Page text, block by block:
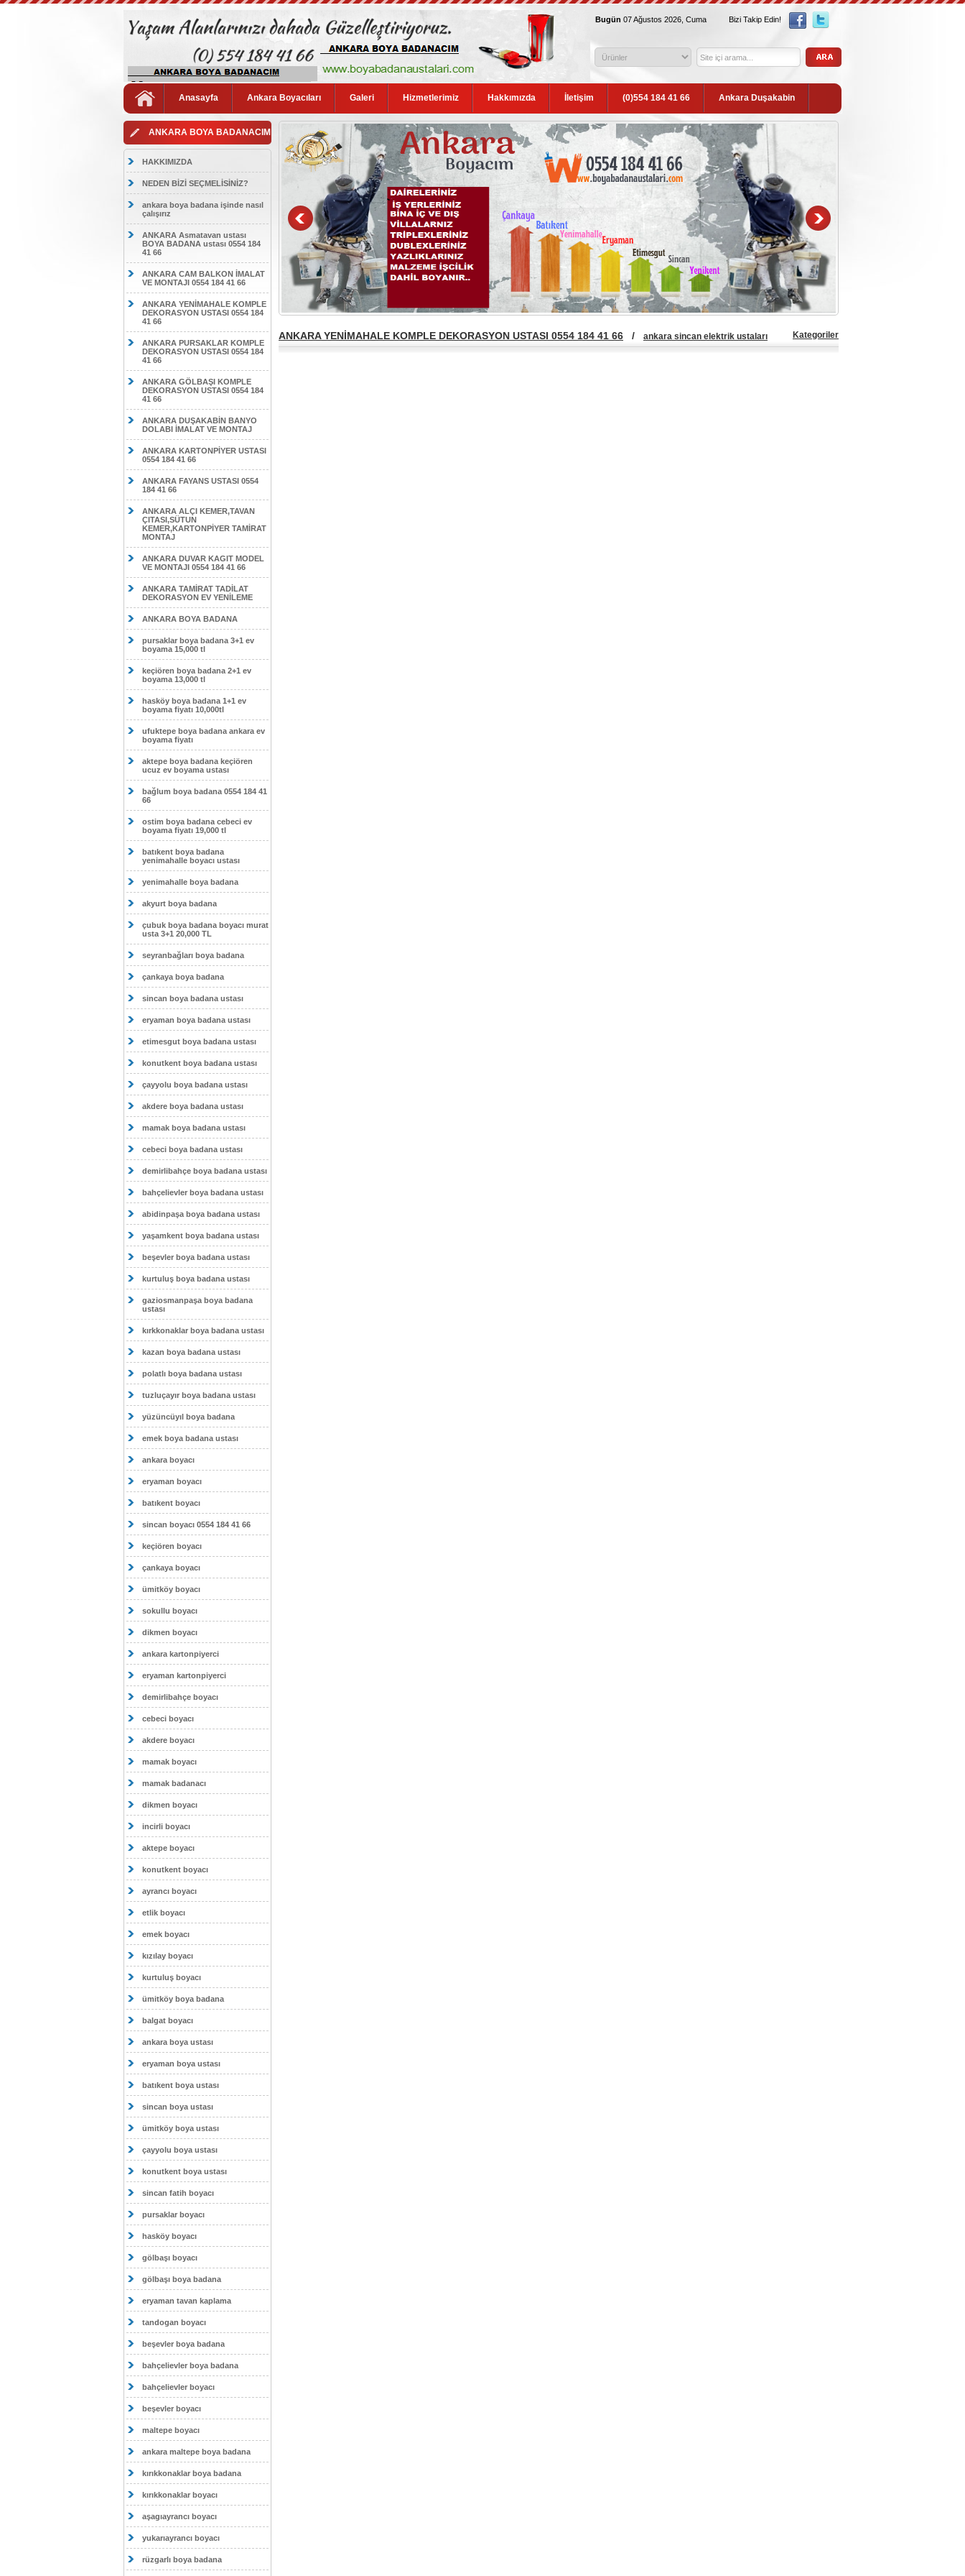
Bugün 07 Ağustos 2026, Cuma Bizi Takip Edin!
Anasayfa Ankara Boyacıları Galeri Hizmetlerimiz Hakkımızda İletişim (0)554 184 41 66 Ankara Duşakabin
ANKARA BOYA BADANACIM
HAKKIMIZDA
NEDEN BİZİ SEÇMELİSİNİZ?
ankara boya badana işinde nasıl
çalışırız
ANKARA Asmatavan ustası
BOYA BADANA ustası 0554 184
41 66
ANKARA CAM BALKON İMALAT
VE MONTAJI 0554 184 41 66
ANKARA YENİMAHALE KOMPLE
DEKORASYON USTASI 0554 184
41 66
ANKARA PURSAKLAR KOMPLE
DEKORASYON USTASI 0554 184
41 66
ANKARA GÖLBAŞI KOMPLE
DEKORASYON USTASI 0554 184
41 66
ANKARA DUŞAKABİN BANYO
DOLABI İMALAT VE MONTAJ
ANKARA KARTONPİYER USTASI
0554 184 41 66
ANKARA FAYANS USTASI 0554
184 41 66
ANKARA ALÇI KEMER,TAVAN
ÇITASI,SÜTUN
KEMER,KARTONPİYER TAMİRAT
MONTAJ
ANKARA DUVAR KAGIT MODEL
VE MONTAJI 0554 184 41 66
ANKARA TAMİRAT TADİLAT
DEKORASYON EV YENİLEME
ANKARA BOYA BADANA
pursaklar boya badana 3+1 ev
boyama 15,000 tl
keçiören boya badana 2+1 ev
boyama 13,000 tl
hasköy boya badana 1+1 ev
boyama fiyatı 10,000tl
ufuktepe boya badana ankara ev
boyama fiyatı
aktepe boya badana keçiören
ucuz ev boyama ustası
bağlum boya badana 0554 184 41
66
ostim boya badana cebeci ev
boyama fiyatı 19,000 tl
batıkent boya badana
yenimahalle boyacı ustası
yenimahalle boya badana
akyurt boya badana
çubuk boya badana boyacı murat
usta 3+1 20,000 TL
seyranbağları boya badana
çankaya boya badana
sincan boya badana ustası
eryaman boya badana ustası
etimesgut boya badana ustası
konutkent boya badana ustası
çayyolu boya badana ustası
akdere boya badana ustası
mamak boya badana ustası
cebeci boya badana ustası
demirlibahçe boya badana ustası
bahçelievler boya badana ustası
abidinpaşa boya badana ustası
yaşamkent boya badana ustası
beşevler boya badana ustası
kurtuluş boya badana ustası
gaziosmanpaşa boya badana
ustası
kırkkonaklar boya badana ustası
kazan boya badana ustası
polatlı boya badana ustası
tuzluçayır boya badana ustası
yüzüncüyıl boya badana
emek boya badana ustası
ankara boyacı
eryaman boyacı
batıkent boyacı
sincan boyacı 0554 184 41 66
keçiören boyacı
çankaya boyacı
ümitköy boyacı
sokullu boyacı
dikmen boyacı
ankara kartonpiyerci
eryaman kartonpiyerci
demirlibahçe boyacı
cebeci boyacı
akdere boyacı
mamak boyacı
mamak badanacı
dikmen boyacı
incirli boyacı
aktepe boyacı
konutkent boyacı
ayrancı boyacı
etlik boyacı
emek boyacı
kızılay boyacı
kurtuluş boyacı
ümitköy boya badana
balgat boyacı
ankara boya ustası
eryaman boya ustası
batıkent boya ustası
sincan boya ustası
ümitköy boya ustası
çayyolu boya ustası
konutkent boya ustası
sincan fatih boyacı
pursaklar boyacı
hasköy boyacı
gölbaşı boyacı
gölbaşı boya badana
eryaman tavan kaplama
tandogan boyacı
beşevler boya badana
bahçelievler boya badana
bahçelievler boyacı
beşevler boyacı
maltepe boyacı
ankara maltepe boya badana
kırıkkonaklar boya badana
kırıkkonaklar boyacı
aşagıayrancı boyacı
yukarıayrancı boyacı
rüzgarlı boya badana
ANKARA YENİMAHALE KOMPLE DEKORASYON USTASI 0554 184 41 66 / ankara sincan elektrik ustaları Kategoriler